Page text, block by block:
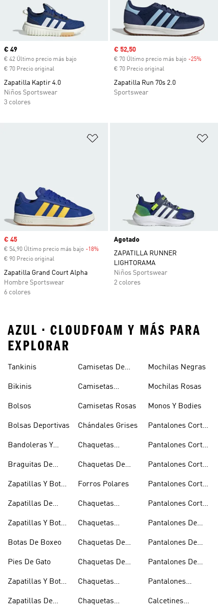
Precio actual
€ 49
€ 42 Último precio más bajo
€ 70 Precio original
Zapatilla Kaptir 4.0
Niños Sportswear
3 colores
Precio de venta
€ 52,50
€ 70 Último precio más bajo -25%
€ 70 Precio original
Zapatilla Run 70s 2.0
Sportswear
Precio de venta
€ 45
€ 54,90 Último precio más bajo -18% Descuento
€ 90 Precio original
Zapatilla Grand Court Alpha
Hombre Sportswear
6 colores
Agotado
ZAPATILLA RUNNER
LIGHTORAMA
Niños Sportswear
2 colores
AZUL • CLOUDFOAM Y MÁS PARA
EXPLORAR
Tankinis
Bikinis
Bolsos
Bolsas Deportivas
Bandoleras Y
Hombro
Braguitas De
Zapatillas Y Botas
Zapatillas De
Zapatillas Y Botas
Botas De Boxeo
Pies De Gato
Zapatillas Y Botas
Zapatillas De
Camisetas De
Camisetas
Camisetas Rosas
Chándales Grises
Chaquetas
Acolchados
Chaquetas De
Forros Polares
Chaquetas
Chaquetas
Chaquetas De
Chaquetas De
Chaquetas
Chaquetas
Mochilas Negras
Mochilas Rosas
Monos Y Bodies
Pantalones Cortos
Pantalones Cortos
Pantalones Cortos
Pantalones Cortos
Pantalones Cortos
Pantalones De
Pantalones De
Pantalones De
Pantalones
Calcetines